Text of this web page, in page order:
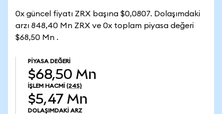
0x güncel fiyatı ZRX başına $0,0807. Dolaşımdaki
arzı 848,40 Mn ZRX ve 0x toplam piyasa değeri
$68,50 Mn .
PIYASA DEĞERI
$68,50 Mn
İŞLEM HACMI (24S)
$5,47 Mn
DOLAŞIMDAKI ARZ